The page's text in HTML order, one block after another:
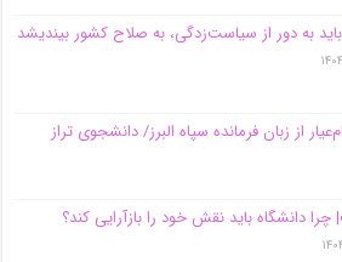
به دور از سیاست‌زدگی، به صلاح کشور بیندیشد
از زبان فرمانده سپاه البرز/ دانشجوی تراز
دانشگاه باید نقش خود را بازآرایی کند؟